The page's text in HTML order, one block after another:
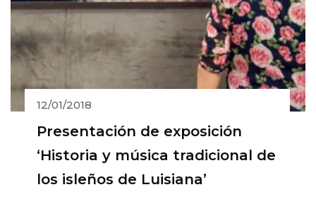
12/01/2018
Presentación de exposición
‘Historia y música tradicional de
los isleños de Luisiana’